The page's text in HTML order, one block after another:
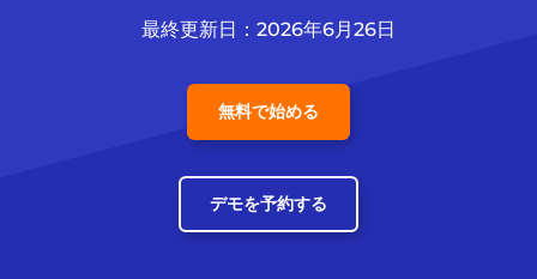
最終更新日：2026年6月26日
無料で始める
デモを予約する